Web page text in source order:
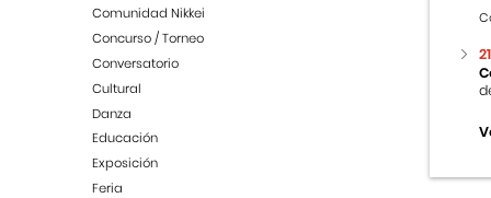
Comunidad Nikkei
Concurso / Torneo
Conversatorio
Cultural
Danza
Educación
Exposición
Feria